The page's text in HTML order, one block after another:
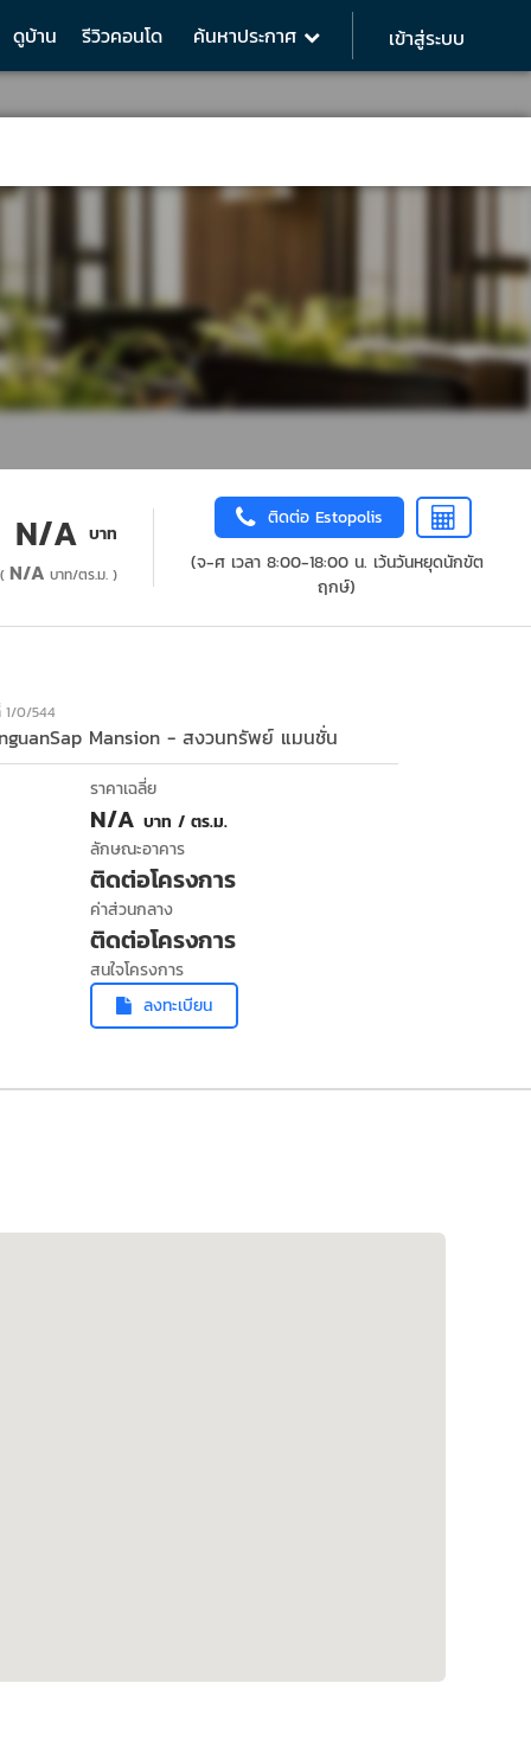
ดูบ้าน รีวิวคอนโด ค้นหาประกาศ เข้าสู่ระบบ
N/A บาท
(N/A บาท/ตร.ม. )
ติดต่อ Estopolis
(จ-ศ เวลา 8:00-18:00 น. เว้นวันหยุดนักขัต
ฤกษ์)
1/0/544
Mansion - สงวนทรัพย์ แมนชั่น
ราคาเฉลี่ย
N/A บาท / ตร.ม.
ลักษณะอาคาร
ติดต่อโครงการ
ค่าส่วนกลาง
ติดต่อโครงการ
สนใจโครงการ
ลงทะเบียน